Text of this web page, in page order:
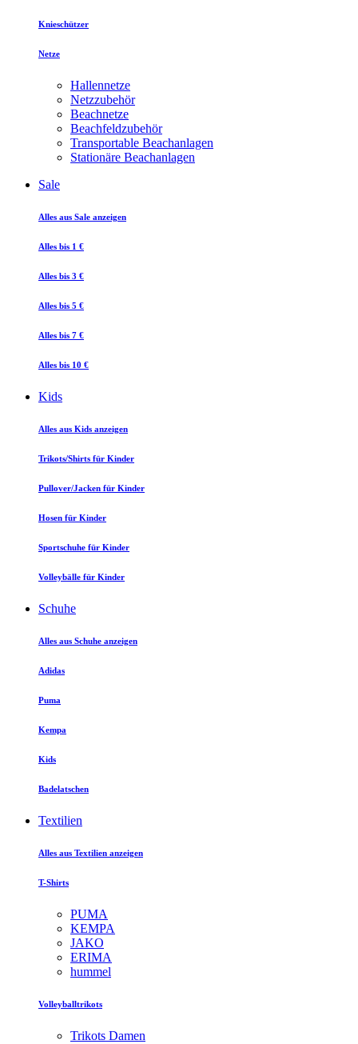
Knieschützer
Netze
Hallennetze
Netzzubehör
Beachnetze
Beachfeldzubehör
Transportable Beachanlagen
Stationäre Beachanlagen
Sale
Alles aus Sale anzeigen
Alles bis 1 €
Alles bis 3 €
Alles bis 5 €
Alles bis 7 €
Alles bis 10 €
Kids
Alles aus Kids anzeigen
Trikots/Shirts für Kinder
Pullover/Jacken für Kinder
Hosen für Kinder
Sportschuhe für Kinder
Volleybälle für Kinder
Schuhe
Alles aus Schuhe anzeigen
Adidas
Puma
Kempa
Kids
Badelatschen
Textilien
Alles aus Textilien anzeigen
T-Shirts
PUMA
KEMPA
JAKO
ERIMA
hummel
Volleyballtrikots
Trikots Damen